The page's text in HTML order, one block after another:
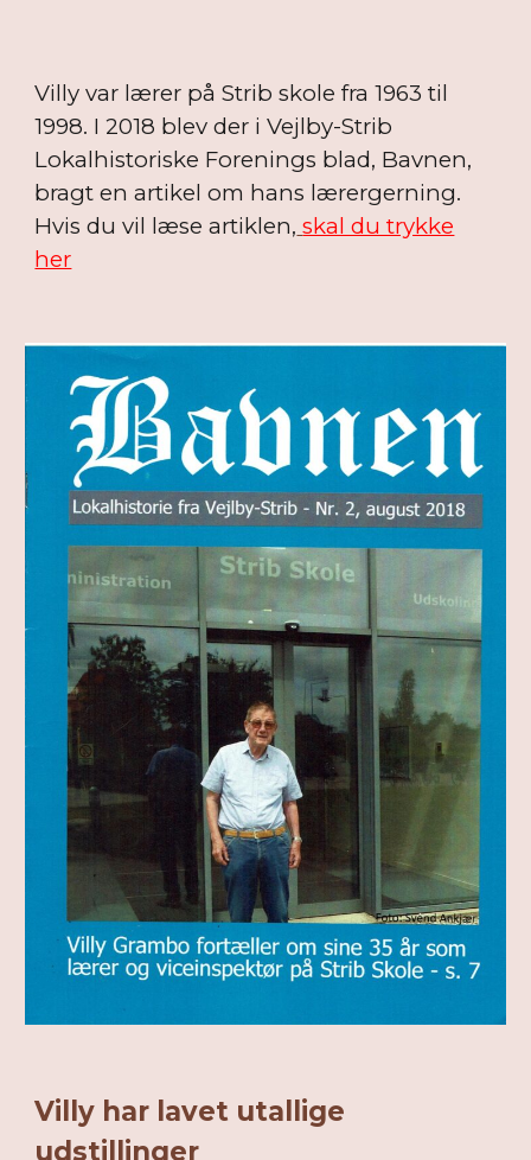
Villy var lærer på Strib skole fra 1963 til
1998. I 2018 blev der i Vejlby-Strib
Lokalhistoriske Forenings blad, Bavnen,
bragt en artikel om hans lærergerning.
Hvis du vil læse artiklen, skal du trykke
her
Villy har lavet utallige
udstillinger